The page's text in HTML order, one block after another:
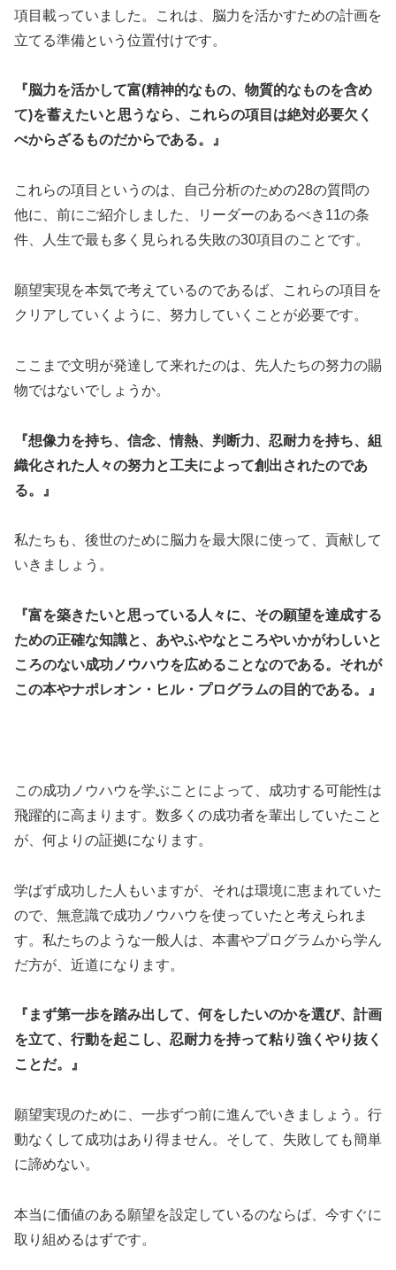
項目載っていました。これは、脳力を活かすための計画を
立てる準備という位置付けです。
『脳力を活かして富(精神的なもの、物質的なものを含め
て)を蓄えたいと思うなら、これらの項目は絶対必要欠く
べからざるものだからである。』
これらの項目というのは、自己分析のための28の質問の
他に、前にご紹介しました、リーダーのあるべき11の条
件、人生で最も多く見られる失敗の30項目のことです。
願望実現を本気で考えているのであるば、これらの項目を
クリアしていくように、努力していくことが必要です。
ここまで文明が発達して来れたのは、先人たちの努力の賜
物ではないでしょうか。
『想像力を持ち、信念、情熱、判断力、忍耐力を持ち、組
織化された人々の努力と工夫によって創出されたのであ
る。』
私たちも、後世のために脳力を最大限に使って、貢献して
いきましょう。
『富を築きたいと思っている人々に、その願望を達成する
ための正確な知識と、あやふやなところやいかがわしいと
ころのない成功ノウハウを広めることなのである。それが
この本やナポレオン・ヒル・プログラムの目的である。』
この成功ノウハウを学ぶことによって、成功する可能性は
飛躍的に高まります。数多くの成功者を輩出していたこと
が、何よりの証拠になります。
学ばず成功した人もいますが、それは環境に恵まれていた
ので、無意識で成功ノウハウを使っていたと考えられま
す。私たちのような一般人は、本書やプログラムから学ん
だ方が、近道になります。
『まず第一歩を踏み出して、何をしたいのかを選び、計画
を立て、行動を起こし、忍耐力を持って粘り強くやり抜く
ことだ。』
願望実現のために、一歩ずつ前に進んでいきましょう。行
動なくして成功はあり得ません。そして、失敗しても簡単
に諦めない。
本当に価値のある願望を設定しているのならば、今すぐに
取り組めるはずです。